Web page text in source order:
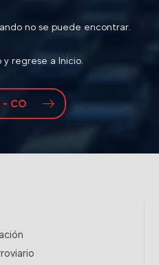
no se puede encontrar.
regrese a Inicio.
- CO